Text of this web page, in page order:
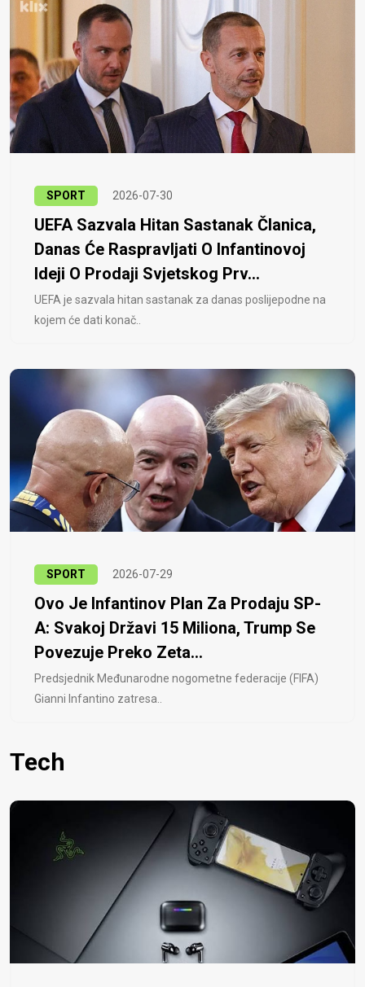
SPORT 2026-07-30
UEFA Sazvala Hitan Sastanak Članica,
Danas Će Raspravljati O Infantinovoj
Ideji O Prodaji Svjetskog Prv...
UEFA je sazvala hitan sastanak za danas poslijepodne na
kojem će dati konač..
SPORT 2026-07-29
Ovo Je Infantinov Plan Za Prodaju SP-
A: Svakoj Državi 15 Miliona, Trump Se
Povezuje Preko Zeta...
Predsjednik Međunarodne nogometne federacije (FIFA)
Gianni Infantino zatresa..
Tech